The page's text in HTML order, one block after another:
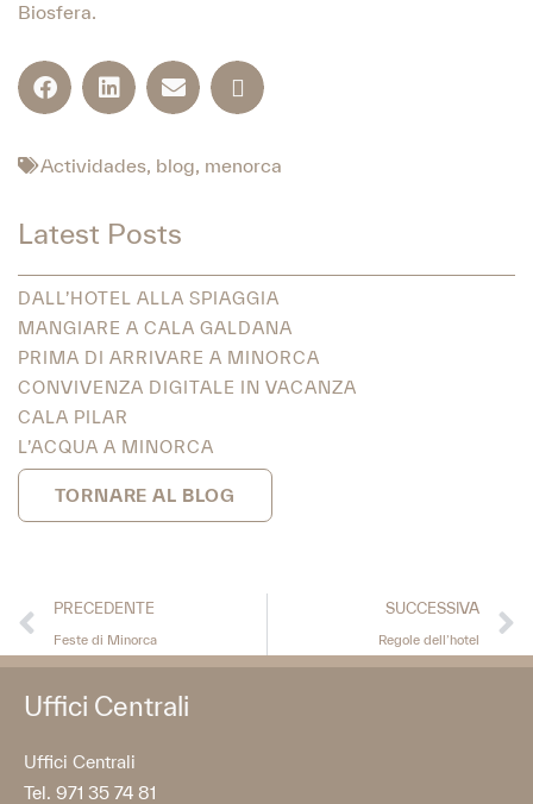
Biosfera.
Actividades, blog, menorca
Latest Posts
DALL’HOTEL ALLA SPIAGGIA
MANGIARE A CALA GALDANA
PRIMA DI ARRIVARE A MINORCA
CONVIVENZA DIGITALE IN VACANZA
CALA PILAR
L’ACQUA A MINORCA
TORNARE AL BLOG
PRECEDENTE
Feste di Minorca
SUCCESSIVA
Regole dell’hotel
Uffici Centrali
Uffici Centrali
Tel. 971 35 74 81